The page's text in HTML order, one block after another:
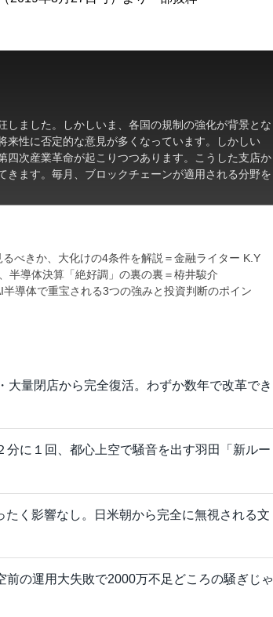
ました。しかしいま、各国の規制の強化が背景とな
来性に否定的な意見が多くなっています。しかしい
四次産業革命が起こりつつあります。こうした支店か
ます。毎月、ブロックチェーンが適用される分野を
べきか、大化けの4条件を解説＝金融ライター K.Y
半導体決算「絶好調」の裏の裏＝栫井駿介
導体で重宝される3つの強みと投資判断のポイン
大量閉店から完全復活。わずか数年で改革でき
分に１回、都心上空で騒音を出す羽田「新ルー
たく影響なし。日米朝から完全に無視される文
前の運用大失敗で2000万不足どころの騒ぎじゃ